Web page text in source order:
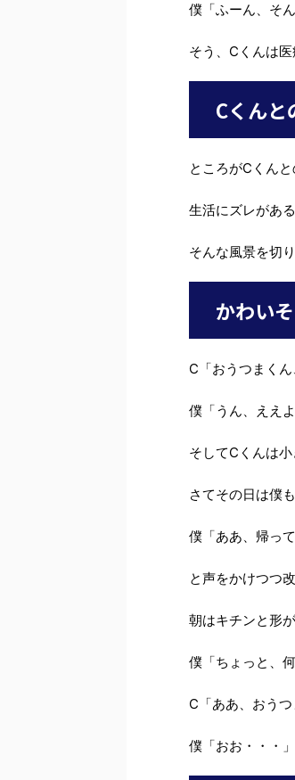
僕「ふーん、そ
そう、Cくんは
Cくんと
ところがCくん
生活にズレがあ
そんな風景を切
かわい
C「おうつまく
僕「うん、ええよ
そしてCくんは
さてその日は僕
僕「ああ、帰って
と声をかけつつ
朝はキチンと形
僕「ちょっと、何
C「ああ、おう
僕「おお・・・」